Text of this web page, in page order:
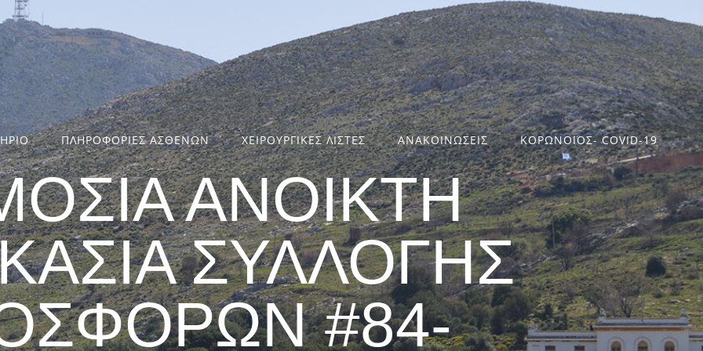
ΠΛΗΡΟΦΟΡΙΕΣ ΑΣΘΕΝΩΝ ΧΕΙΡΟΥΡΓΙΚΕΣ ΛΙΣΤΕΣ ΑΝΑΚΟΙΝΩΣΕΙΣ ΚΟΡΩΝΟΪΟΣ- COVID-19
ΑΝΟΙΚΤΗ
ΣΥΛΛΟΓΗΣ
#84-